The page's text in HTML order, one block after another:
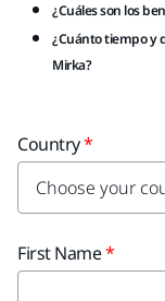
¿Cuáles son los
¿Cuánto tiempo y
Mirka?
Country
First Name